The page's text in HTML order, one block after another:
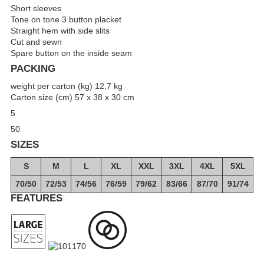
Short sleeves
Tone on tone 3 button placket
Straight hem with side slits
Cut and sewn
Spare button on the inside seam
PACKING
weight per carton (kg) 12,7 kg
Carton size (cm) 57 x 38 x 30 cm
5
50
SIZES
S M L XL XXL 3XL 4XL
5XL
70/50
72/53 74/56 76/59 79/62 83/66 87/70 91/74
FEATURES